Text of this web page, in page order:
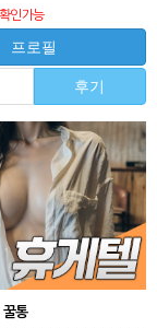
인가능
프로필
후기
통